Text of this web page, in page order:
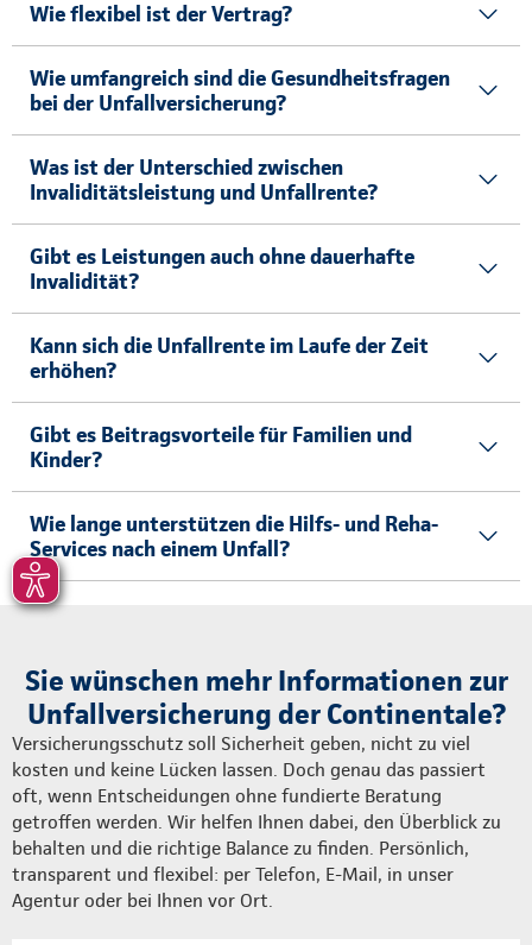
Wie flexibel ist der Vertrag?
Wie umfangreich sind die Gesundheitsfragen
bei der Unfallversicherung?
Was ist der Unterschied zwischen
Invaliditätsleistung und Unfallrente?
Gibt es Leistungen auch ohne dauerhafte
Invalidität?
Kann sich die Unfallrente im Laufe der Zeit
erhöhen?
Gibt es Beitragsvorteile für Familien und
Kinder?
Wie lange unterstützen die Hilfs- und Reha-
Services nach einem Unfall?
Sie wünschen mehr Informationen zur
Unfallversicherung der Continentale?
Versicherungsschutz soll Sicherheit geben, nicht zu viel
kosten und keine Lücken lassen. Doch genau das passiert
oft, wenn Entscheidungen ohne fundierte Beratung
getroffen werden. Wir helfen Ihnen dabei, den Überblick zu
behalten und die richtige Balance zu finden. Persönlich,
transparent und flexibel: per Telefon, E-Mail, in unser
Agentur oder bei Ihnen vor Ort.